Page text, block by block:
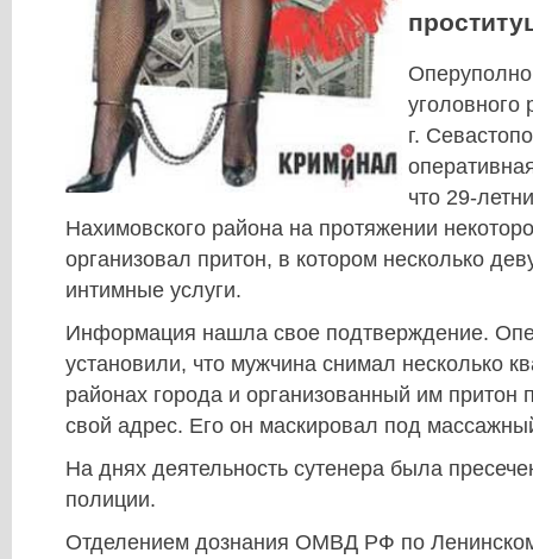
г.
что 29-
Нахимовского района на протяжении
организовал притон, в котором несколько
интимные услуги.
Информация нашла свое подтверждение.
установили, что мужчина снимал несколько
районах города и организованный им притон
свой адрес. Его он маскировал под
На днях деятельность сутенера была
полиции.
Отделением дознания ОМВД РФ по